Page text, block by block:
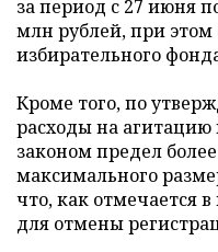
за период с 27 июня
млн рублей, при этом
избирательного
Кроме того, по
расходы на
законом предел
максимального
что, как отмечается
для отмены